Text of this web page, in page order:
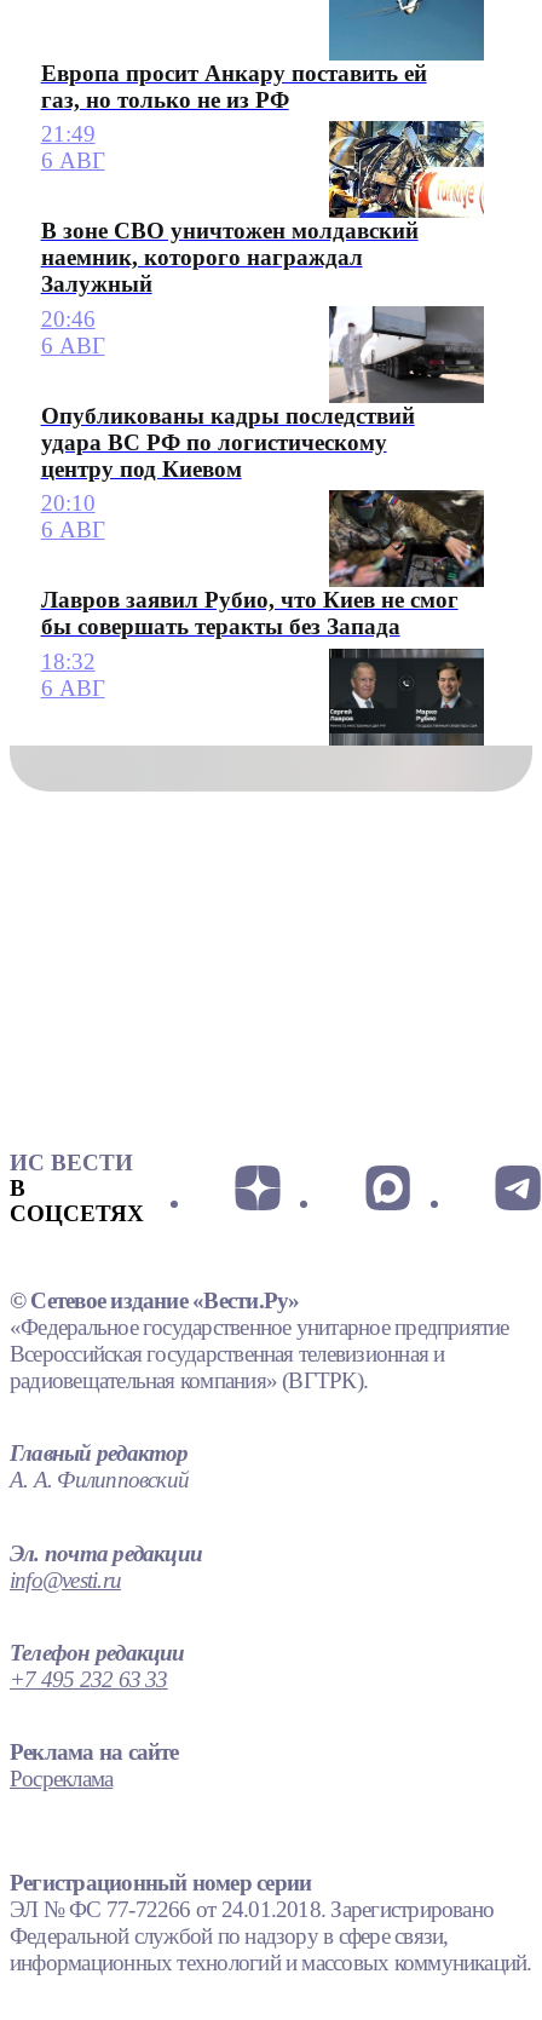
Европа просит Анкару поставить ей
газ, но только не из РФ
21:49
6 АВГ
В зоне СВО уничтожен молдавский
наемник, которого награждал
Залужный
20:46
6 АВГ
Опубликованы кадры последствий
удара ВС РФ по логистическому
центру под Киевом
20:10
6 АВГ
Лавров заявил Рубио, что Киев не смог
бы совершать теракты без Запада
18:32
6 АВГ
ИС ВЕСТИ
В
СОЦСЕТЯХ
© Сетевое издание «Вести.Ру»
«Федеральное государственное унитарное предприятие
Всероссийская государственная телевизионная и
радиовещательная компания» (ВГТРК).
Главный редактор
А. А. Филипповский
Эл. почта редакции
info@vesti.ru
Телефон редакции
+7 495 232 63 33
Реклама на сайте
Росреклама
Регистрационный номер серии
ЭЛ № ФС 77-72266 от 24.01.2018. Зарегистрировано
Федеральной службой по надзору в сфере связи,
информационных технологий и массовых коммуникаций.